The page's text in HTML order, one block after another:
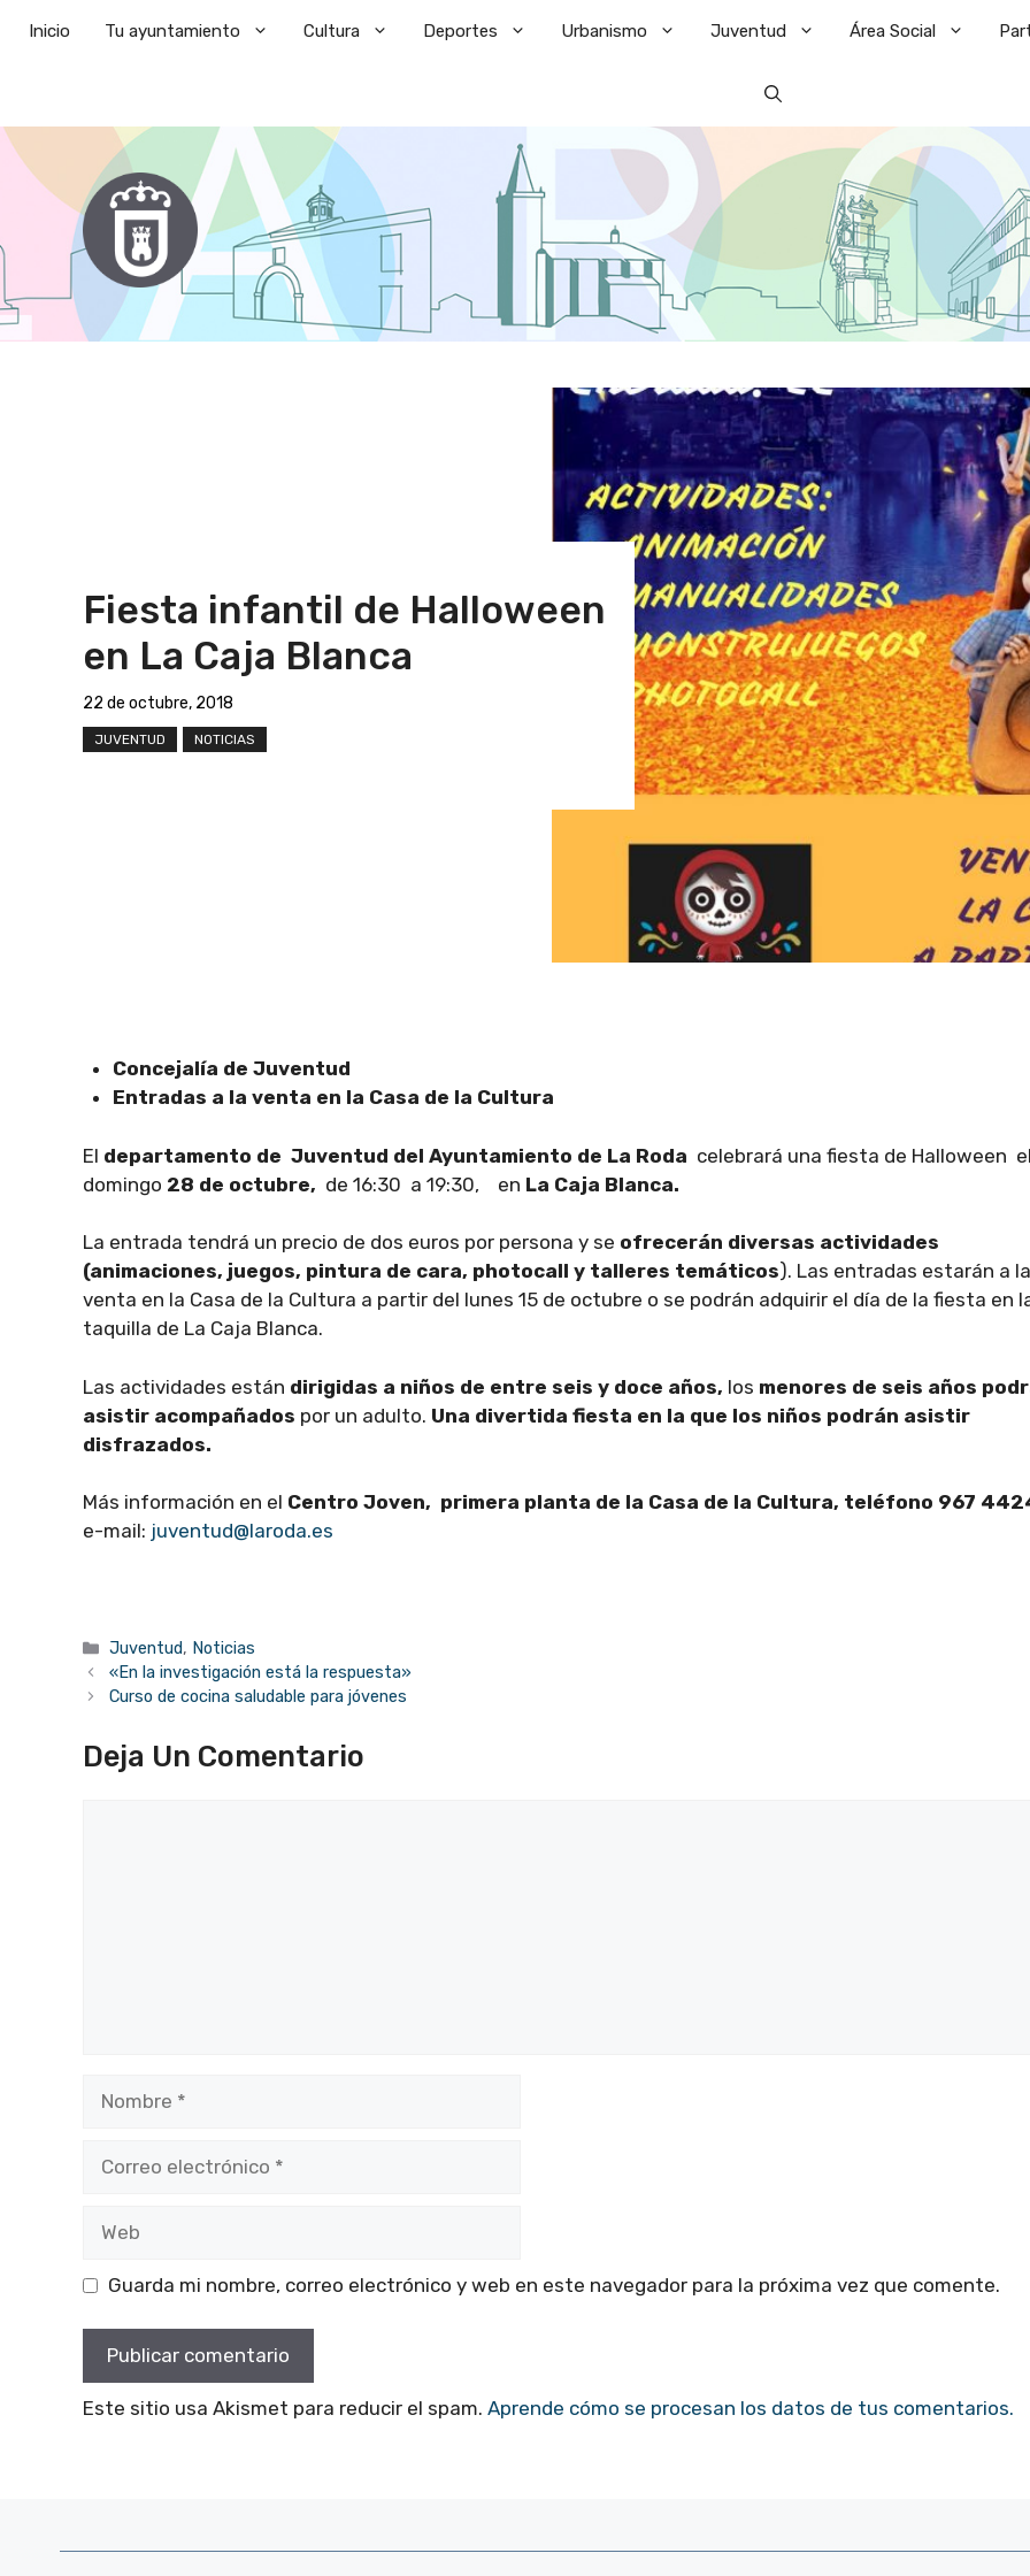
Inicio Tu ayuntamiento Cultura Deportes Urbanismo Juventud Área Social
Fiesta infantil de Halloween
en La Caja Blanca
22 de octubre, 2018
JUVENTUD NOTICIAS
Concejalía de Juventud
Entradas a la venta en la Casa de la Cultura
El departamento de Juventud del Ayuntamiento de La Roda celebrará una fiesta de Halloween el
domingo 28 de octubre, de 16:30 a 19:30, en La Caja Blanca.
La entrada tendrá un precio de dos euros por persona y se ofrecerán diversas actividades
(animaciones, juegos, pintura de cara, photocall y talleres temáticos). Las entradas estarán a la
venta en la Casa de la Cultura a partir del lunes 15 de octubre o se podrán adquirir el día de la fiesta en
taquilla de La Caja Blanca.
Las actividades están dirigidas a niños de entre seis y doce años, los menores de seis años
asistir acompañados por un adulto. Una divertida fiesta en la que los niños podrán asistir
disfrazados.
Más información en el Centro Joven, primera planta de la Casa de la Cultura, teléfono 967
e-mail: juventud@laroda.es
Categorías
Juventud, Noticias
«En la investigación está la respuesta»
Curso de cocina saludable para jóvenes
Deja Un Comentario
electrónico
Guarda mi nombre, correo electrónico y web en este navegador para la próxima vez que comente.
Este sitio usa Akismet para reducir el spam. Aprende cómo se procesan los datos de tus comentarios.